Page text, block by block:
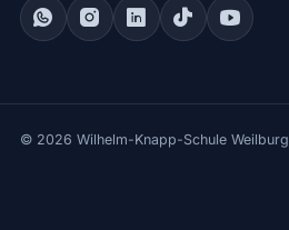
© 2026 Wilhelm-Knapp-Schule Weilburg